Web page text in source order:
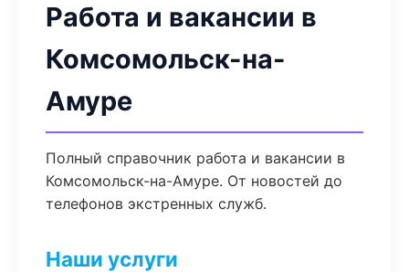
Работа и вакансии в
Комсомольск-на-
Амуре
Полный справочник работа и вакансии в
Комсомольск-на-Амуре. От новостей до
телефонов экстренных служб.
Наши услуги